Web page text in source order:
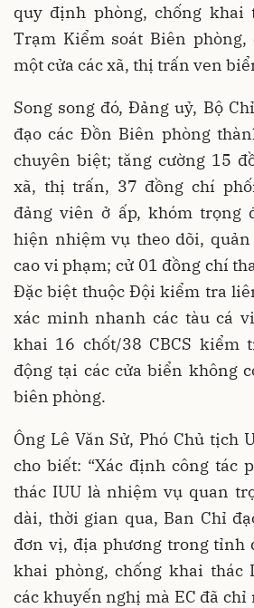
quy định phòng, chống khai
Trạm Kiểm soát Biên phòng,
một cửa các xã, thị trấn ven
Song song đó, Đảng uỷ, Bộ
đạo các Đồn Biên phòng
chuyên biệt; tăng cường 15
xã, thị trấn, 37 đồng chí
đảng viên ở ấp, khóm trọng
hiện nhiệm vụ theo dõi,
cao vi phạm; cử 01 đồng chí
Đặc biệt thuộc Đội kiểm tra
xác minh nhanh các tàu cá
khai 16 chốt/38 CBCS kiểm
động tại các cửa biển không
biên phòng.
Ông Lê Văn Sử, Phó Chủ tịch
cho biết: “Xác định công tác
thác IUU là nhiệm vụ quan
dài, thời gian qua, Ban Chỉ
đơn vị, địa phương trong tỉnh
khai phòng, chống khai thác
các khuyến nghị mà EC đã